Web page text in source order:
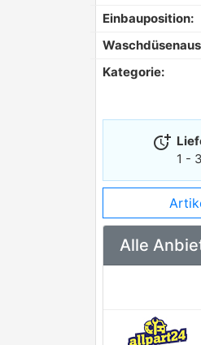
Einbauposition:
Kategorie:
more_time
1 -
Alle